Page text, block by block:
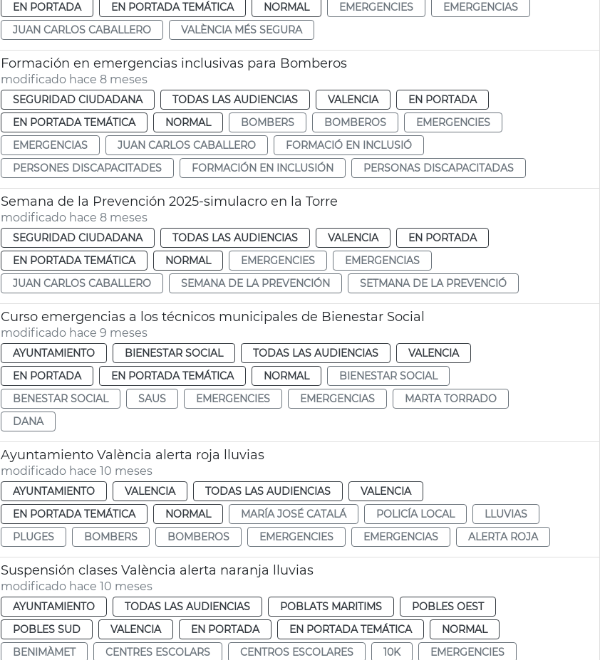
EN PORTADA
EN PORTADA TEMÁTICA NORMAL EMERGENCIES
EMERGENCIAS
JUAN CARLOS CABALLERO
VALÈNCIA MÉS SEGURA
Formación en emergencias inclusivas para Bomberos
modificado hace 8 meses
SEGURIDAD CIUDADANA TODAS LAS AUDIENCIAS VALENCIA
EN PORTADA
EN PORTADA TEMÁTICA
NORMAL BOMBERS BOMBEROS
EMERGENCIES
EMERGENCIAS
JUAN CARLOS CABALLERO
FORMACIÓ EN INCLUSIÓ
PERSONES DISCAPACITADES
FORMACIÓN EN INCLUSIÓN PERSONAS DISCAPACITADAS
Semana de la Prevención 2025-simulacro en la Torre
modificado hace 8 meses
SEGURIDAD CIUDADANA TODAS LAS AUDIENCIAS VALENCIA
EN PORTADA
EN PORTADA TEMÁTICA
NORMAL EMERGENCIES
EMERGENCIAS
JUAN CARLOS CABALLERO
SEMANA DE LA PREVENCIÓN SETMANA DE LA PREVENCIÓ
Curso emergencias a los técnicos municipales de Bienestar Social
modificado hace 9 meses
AYUNTAMIENTO BIENESTAR SOCIAL TODAS LAS AUDIENCIAS
VALENCIA
EN PORTADA
EN PORTADA TEMÁTICA NORMAL
BIENESTAR SOCIAL
BENESTAR SOCIAL
SAUS EMERGENCIES EMERGENCIAS
MARTA TORRADO
DANA
Ayuntamiento València alerta roja lluvias
modificado hace 10 meses
AYUNTAMIENTO VALENCIA TODAS LAS AUDIENCIAS
VALENCIA
EN PORTADA TEMÁTICA
NORMAL MARÍA JOSÉ CATALÁ POLICÍA LOCAL
LLUVIAS
PLUGES
BOMBERS BOMBEROS EMERGENCIES EMERGENCIAS ALERTA ROJA
Suspensión clases València alerta naranja lluvias
modificado hace 10 meses
AYUNTAMIENTO TODAS LAS AUDIENCIAS POBLATS MARITIMS
POBLES OEST
POBLES SUD
VALENCIA EN PORTADA EN PORTADA TEMÁTICA
NORMAL
BENIMÀMET
CENTRES ESCOLARS CENTROS ESCOLARES 10K EMERGENCIES